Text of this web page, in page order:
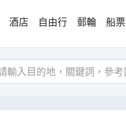
酒店 自由行 郵輪 船票